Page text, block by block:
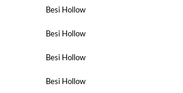
Besi Hollow
Besi Hollow
Besi Hollow
Besi Hollow